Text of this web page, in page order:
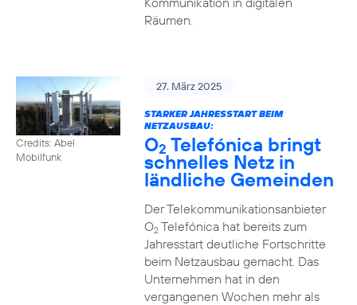
Räumen.
Credits: Abel
Mobilfunk
27. März 2025
STARKER JAHRESSTART BEIM
NETZAUSBAU:
O2 Telefónica bringt
schnelles Netz in
ländliche Gemeinden
Der Telekommunikationsanbieter
O2Telefónica hat bereits zum
Jahresstart deutliche Fortschritte
beim Netzausbau gemacht. Das
Unternehmen hat in den
vergangenen Wochen mehr als